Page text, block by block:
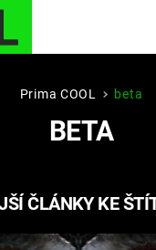
BUFFY,
AVENGERS 5
Prima COOL beta
BETA
ČLÁNKY KE